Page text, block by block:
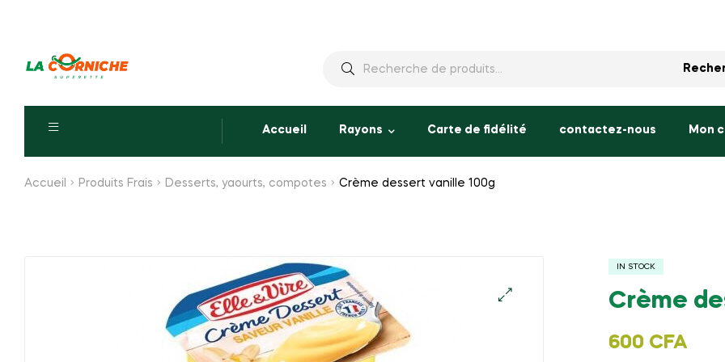
Recherche
Accueil Rayons Carte de fidélité contactez-nous Mon
Accueil Produits Frais Desserts, yaourts, compotes Crème dessert vanille 100g
IN STOCK
Crème
600 CFA